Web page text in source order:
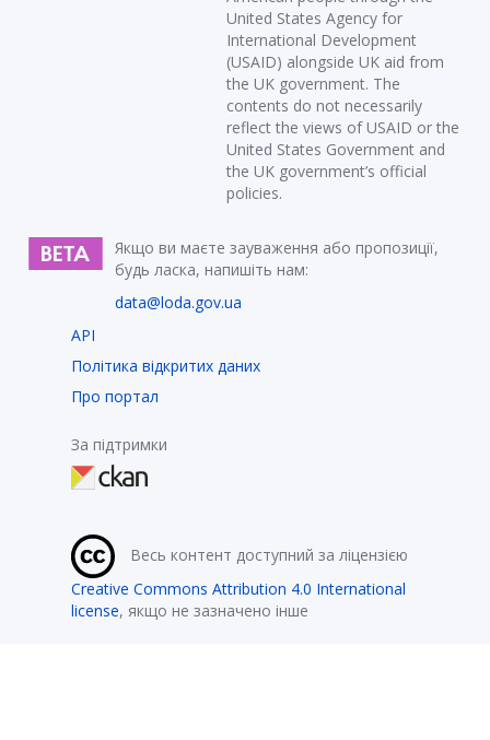
United States Agency for
International Development
(USAID) alongside UK aid from
the UK government. The
contents do not necessarily
reflect the views of USAID or the
United States Government and
the UK government’s official
policies.
Якщо ви маєте зауваження або пропозиції,
будь ласка, напишіть нам:
data@loda.gov.ua
API
Політика відкритих даних
Про портал
За підтримки
Весь контент доступний за ліцензією
Creative Commons Attribution 4.0 International
license, якщо не зазначено інше